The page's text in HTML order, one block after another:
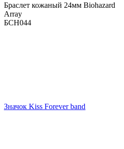
Браслет кожаный 24мм Biohazard
Array
БСН044
Значок Kiss Forever band